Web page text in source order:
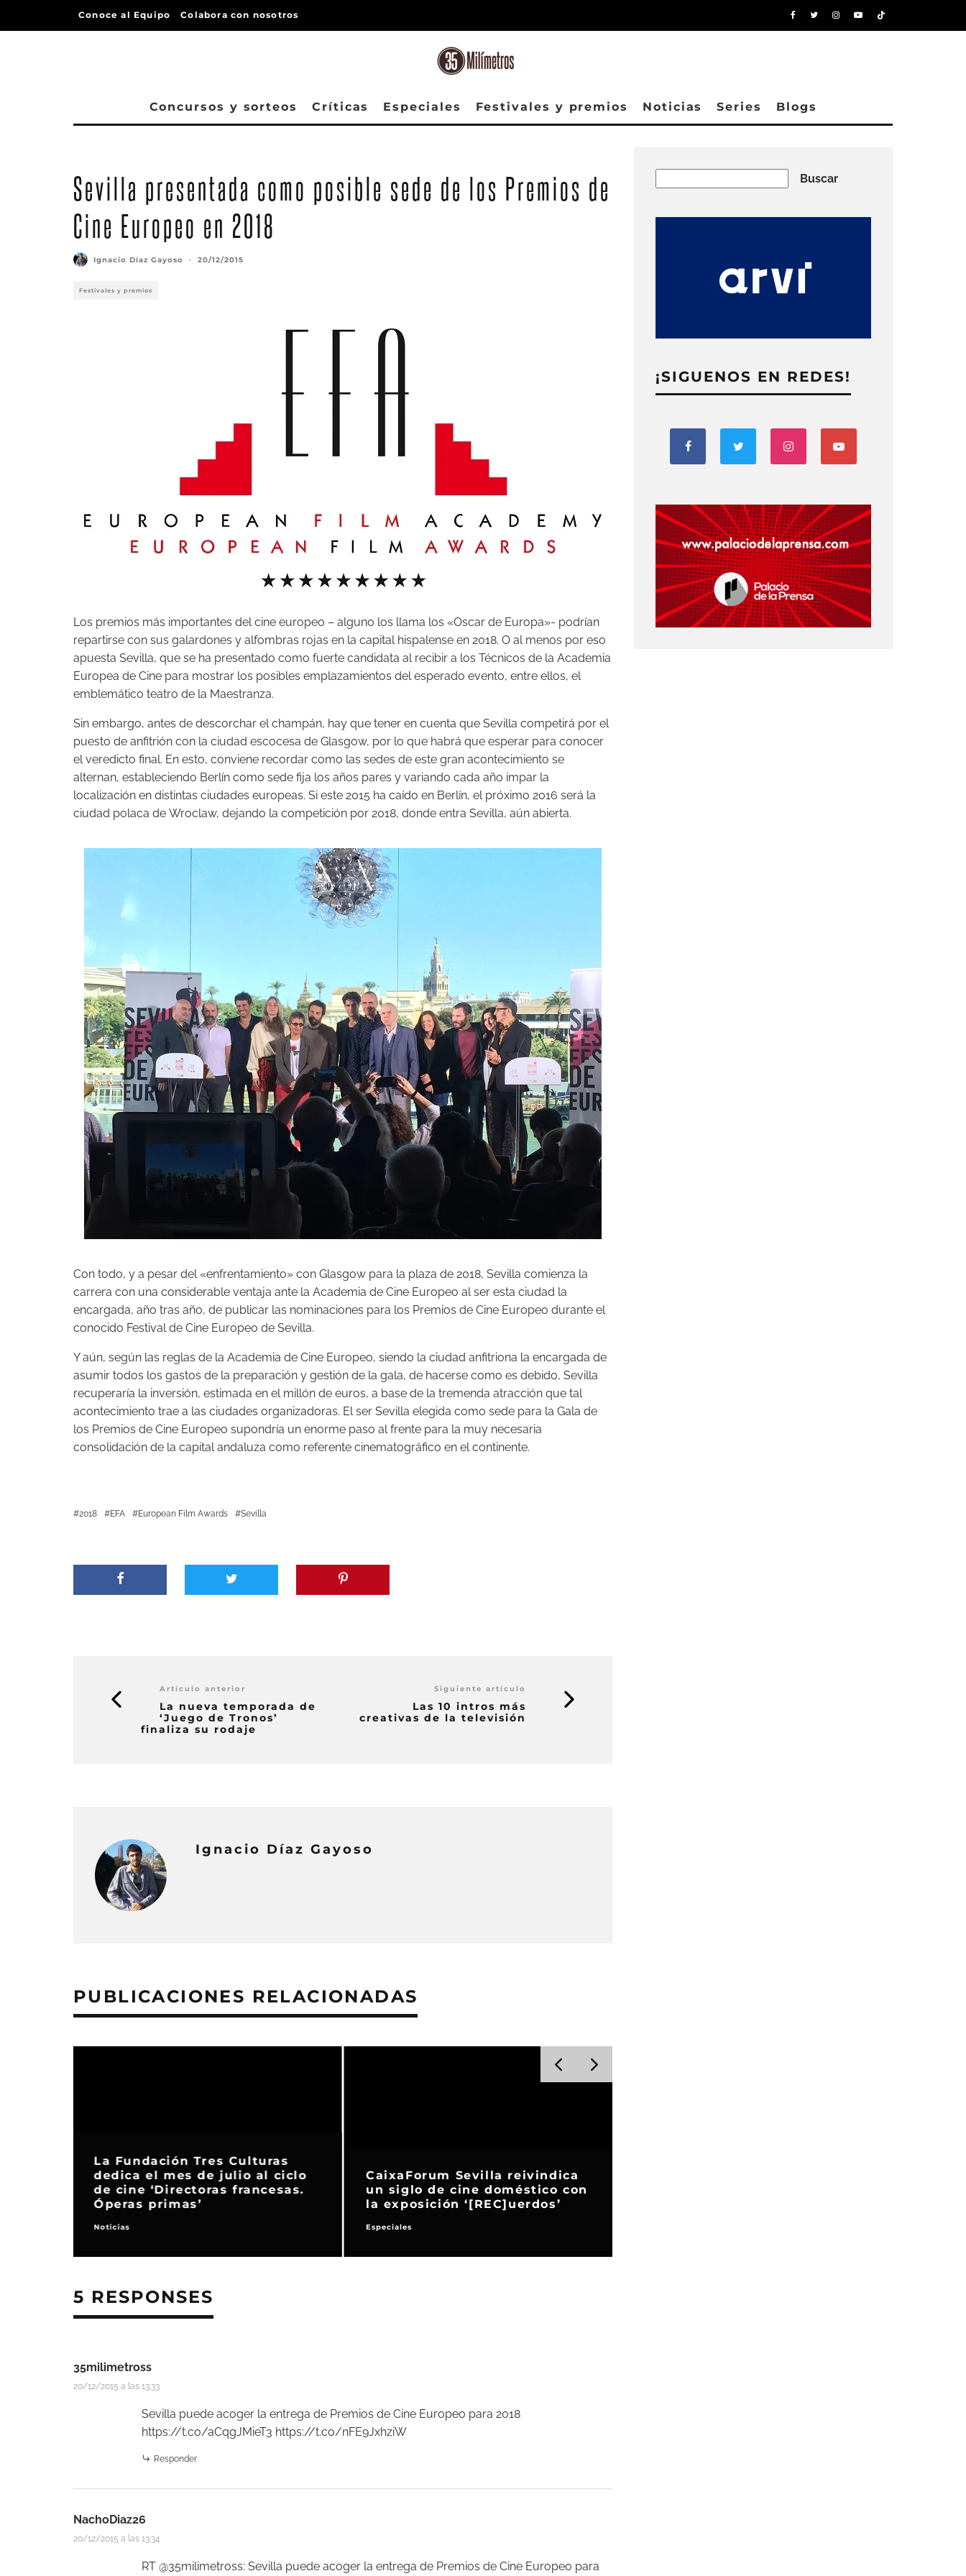
Conoce al Equipo Colabora con nosotros
Concursos y sorteos Críticas Especiales Festivales y premios Noticias Series Blogs
Sevilla presentada como posible sede de los Premios de
Cine Europeo en 2018
Ignacio Díaz Gayoso · 20/12/2015
Festivales y premios
Los premios más importantes del cine europeo – alguno los llama los «Oscar de Europa»- podrían
repartirse con sus galardones y alfombras rojas en la capital hispalense en 2018. O al menos por eso
apuesta Sevilla, que se ha presentado como fuerte candidata al recibir a los Técnicos de la Academia
Europea de Cine para mostrar los posibles emplazamientos del esperado evento, entre ellos, el
emblemático teatro de la Maestranza.
Sin embargo, antes de descorchar el champán, hay que tener en cuenta que Sevilla competirá por el
puesto de anfitrión con la ciudad escocesa de Glasgow, por lo que habrá que esperar para conocer
el veredicto final. En esto, conviene recordar como las sedes de este gran acontecimiento se
alternan, estableciendo Berlín como sede fija los años pares y variando cada año impar la
localización en distintas ciudades europeas. Si este 2015 ha caído en Berlín, el próximo 2016 será la
ciudad polaca de Wroclaw, dejando la competición por 2018, donde entra Sevilla, aún abierta.
Con todo, y a pesar del «enfrentamiento» con Glasgow para la plaza de 2018, Sevilla comienza la
carrera con una considerable ventaja ante la Academia de Cine Europeo al ser esta ciudad la
encargada, año tras año, de publicar las nominaciones para los Premios de Cine Europeo durante el
conocido Festival de Cine Europeo de Sevilla.
Y aún, según las reglas de la Academia de Cine Europeo, siendo la ciudad anfitriona la encargada de
asumir todos los gastos de la preparación y gestión de la gala, de hacerse como es debido, Sevilla
recuperaría la inversión, estimada en el millón de euros, a base de la tremenda atracción que tal
acontecimiento trae a las ciudades organizadoras. El ser Sevilla elegida como sede para la Gala de
los Premios de Cine Europeo supondría un enorme paso al frente para la muy necesaria
consolidación de la capital andaluza como referente cinematográfico en el continente.
2018 EFA European Film Awards Sevilla
Artículo anterior
La nueva temporada de
‘Juego de Tronos’
finaliza su rodaje
Siguiente artículo
Las 10 intros más
creativas de la televisión
Ignacio Díaz Gayoso
PUBLICACIONES RELACIONADAS
La Fundación Tres Culturas
dedica el mes de julio al ciclo
de cine ‘Directoras francesas.
Óperas primas’
Noticias
CaixaForum Sevilla reivindica
un siglo de cine doméstico con
la exposición ‘[REC]uerdos’
Especiales
5 RESPONSES
35milimetross
20/12/2015 a las 13:33
Sevilla puede acoger la entrega de Premios de Cine Europeo para 2018
https://t.co/aCqgJMieT3 https://t.co/nFE9JxhziW
Responder
NachoDiaz26
20/12/2015 a las 13:34
RT @35milimetross: Sevilla puede acoger la entrega de Premios de Cine Europeo para
Buscar
¡SIGUENOS EN REDES!